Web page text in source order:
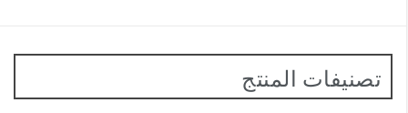
تصنيفات المنتج